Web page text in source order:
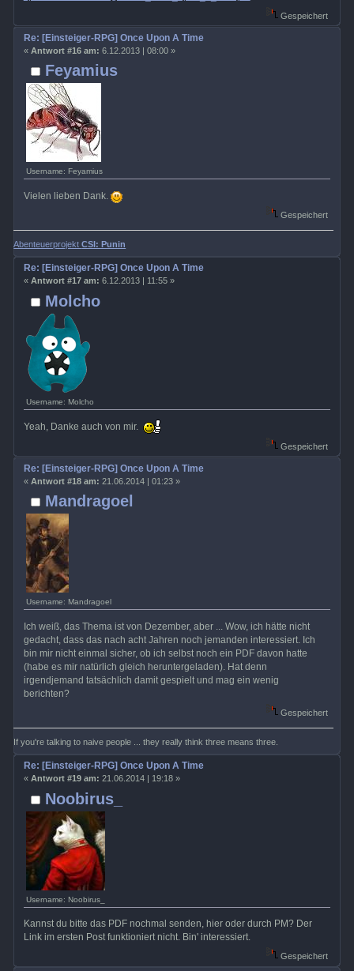
Gespeichert
Feyamius
Username: Feyamius
Re: [Einsteiger-RPG] Once Upon A Time
« Antwort #16 am: 6.12.2013 | 08:00 »
Vielen lieben Dank.
Gespeichert
AbenteuerprojektCSI: Punin
Molcho
Username: Molcho
Re: [Einsteiger-RPG] Once Upon A Time
« Antwort #17 am: 6.12.2013 | 11:55 »
Yeah, Danke auch von mir.
Gespeichert
Mandragoel
Username: Mandragoel
Re: [Einsteiger-RPG] Once Upon A Time
« Antwort #18 am: 21.06.2014 | 01:23 »
Ich weiß, das Thema ist von Dezember, aber ... Wow, ich hätte nicht
gedacht, dass das nach acht Jahren noch jemanden interessiert. Ich
bin mir nicht einmal sicher, ob ich selbst noch ein PDF davon hatte
(habe es mir natürlich gleich heruntergeladen). Hat denn
irgendjemand tatsächlich damit gespielt und mag ein wenig
berichten?
Gespeichert
If you're talking to naive people ... they really think three means three.
Noobirus_
Username: Noobirus_
Re: [Einsteiger-RPG] Once Upon A Time
« Antwort #19 am: 21.06.2014 | 19:18 »
Kannst du bitte das PDF nochmal senden, hier oder durch PM? Der
Link im ersten Post funktioniert nicht. Bin' interessiert.
Gespeichert